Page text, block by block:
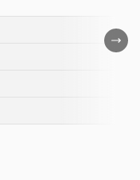
こ
の